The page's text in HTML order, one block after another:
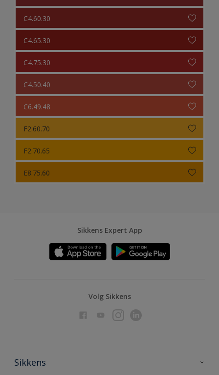
C4.60.30
C4.65.30
C4.75.30
C4.50.40
C6.49.48
F2.60.70
F2.70.65
E8.75.60
Sikkens Expert App
Volg Sikkens
Sikkens